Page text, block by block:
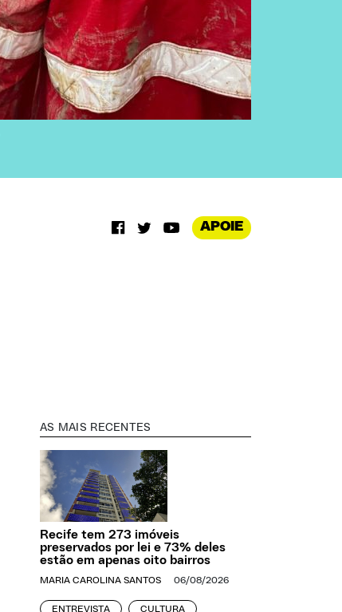
APOIE
AS MAIS RECENTES
Recife tem 273 imóveis
preservados por lei e 73% deles
estão em apenas oito bairros
MARIA CAROLINA SANTOS 06/08/2026
ENTREVISTA CULTURA